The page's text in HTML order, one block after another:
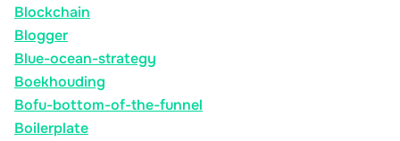
Blockchain
Blogger
Blue-ocean-strategy
Boekhouding
Bofu-bottom-of-the-funnel
Boilerplate